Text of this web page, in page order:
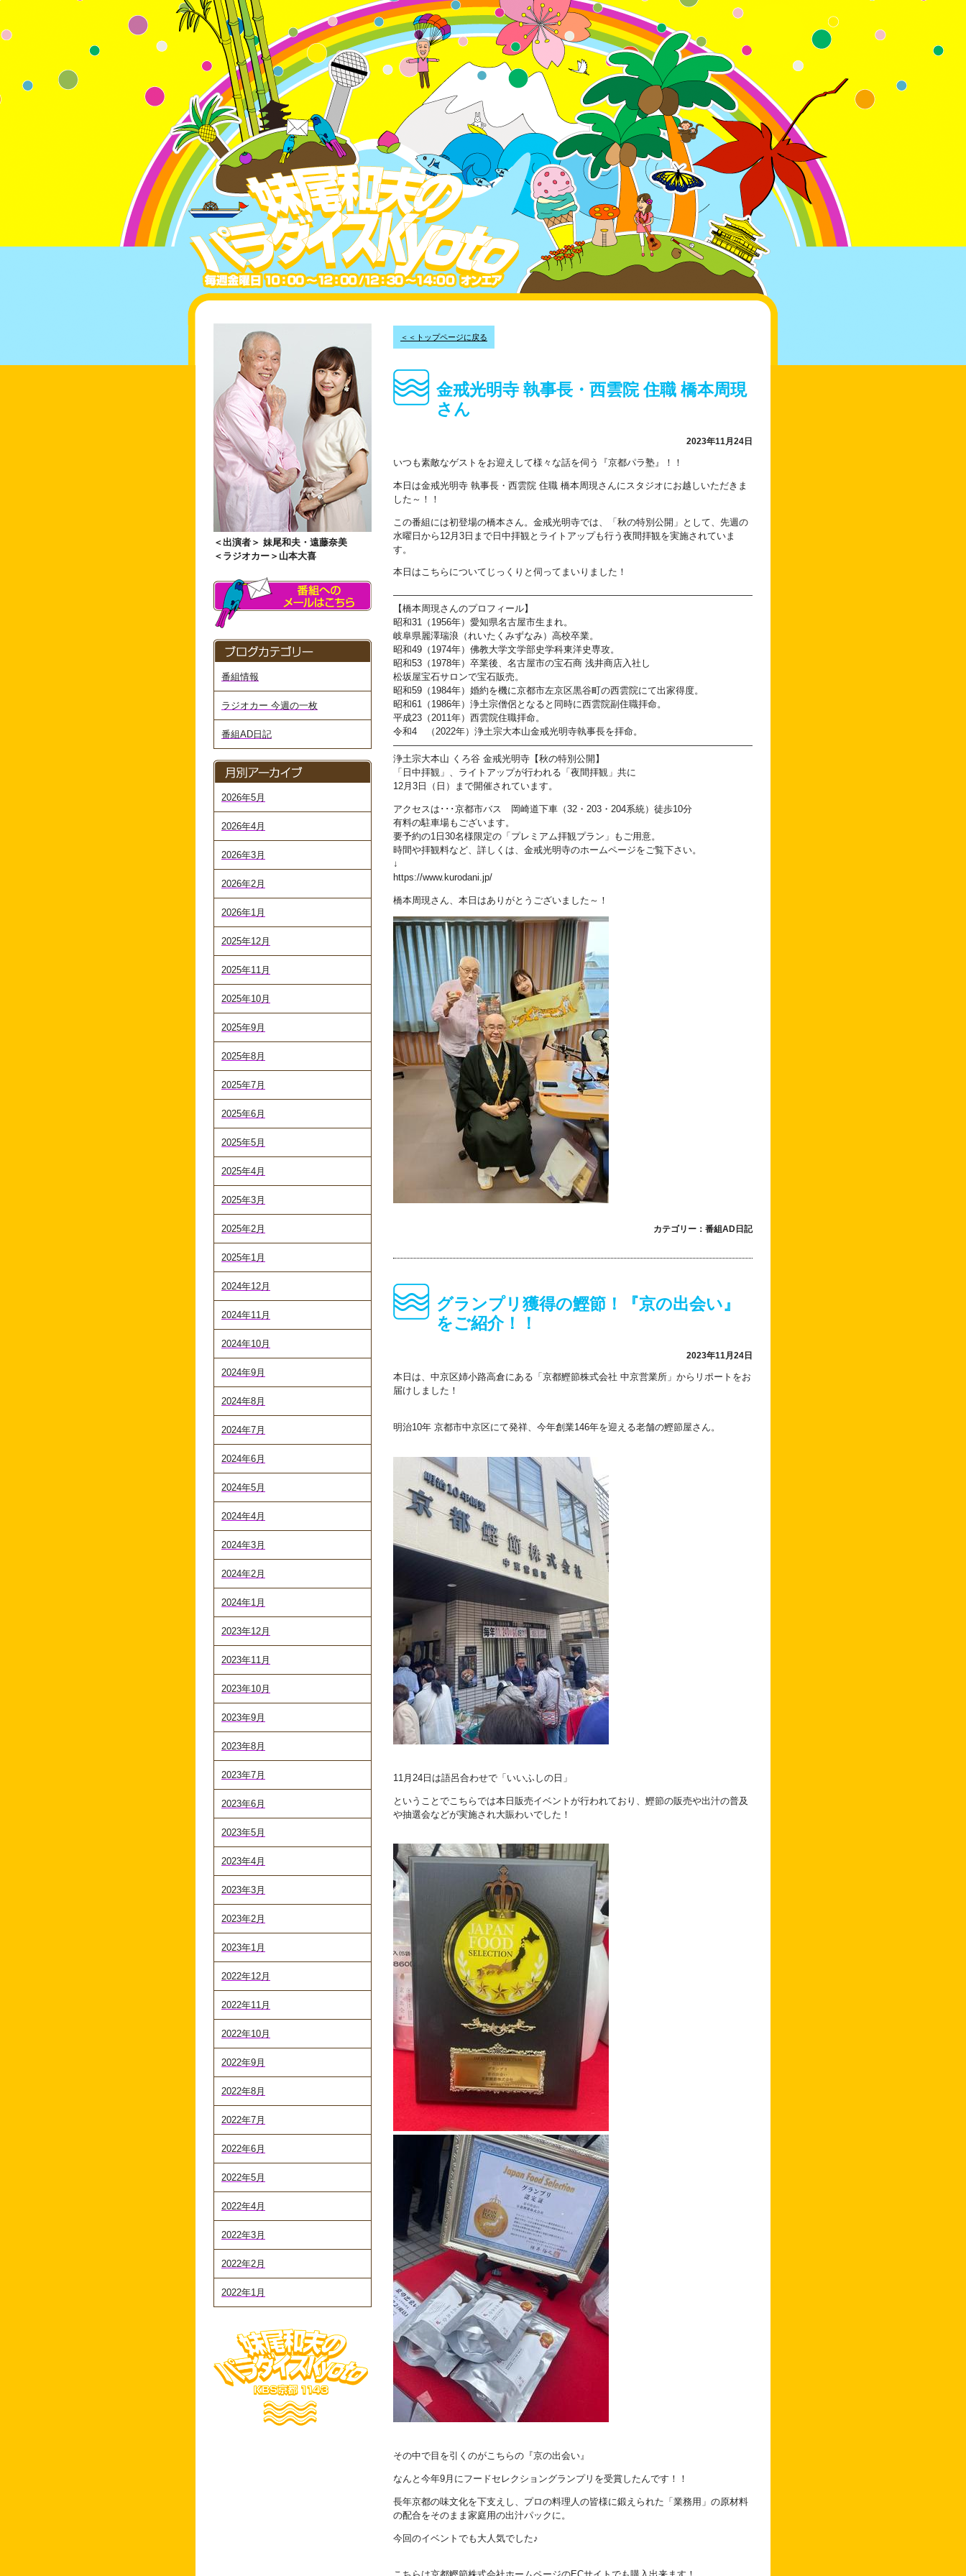
＜出演者＞ 妹尾和夫・遠藤奈美
＜ラジオカー＞山本大喜
番組情報
ラジオカー 今週の一枚
番組AD日記
2026年5月
2026年4月
2026年3月
2026年2月
2026年1月
2025年12月
2025年11月
2025年10月
2025年9月
2025年8月
2025年7月
2025年6月
2025年5月
2025年4月
2025年3月
2025年2月
2025年1月
2024年12月
2024年11月
2024年10月
2024年9月
2024年8月
2024年7月
2024年6月
2024年5月
2024年4月
2024年3月
2024年2月
2024年1月
2023年12月
2023年11月
2023年10月
2023年9月
2023年8月
2023年7月
2023年6月
2023年5月
2023年4月
2023年3月
2023年2月
2023年1月
2022年12月
2022年11月
2022年10月
2022年9月
2022年8月
2022年7月
2022年6月
2022年5月
2022年4月
2022年3月
2022年2月
2022年1月
＜＜トップページに戻る
金戒光明寺 執事長・西雲院 住職 橋本周現
さん
2023年11月24日
いつも素敵なゲストをお迎えして様々な話を伺う『京都パラ塾』！！
本日は金戒光明寺 執事長・西雲院 住職 橋本周現さんにスタジオにお越しいただきま
した～！！
この番組には初登場の橋本さん。金戒光明寺では、「秋の特別公開」として、先週の
水曜日から12月3日まで日中拝観とライトアップも行う夜間拝観を実施されていま
す。
本日はこちらについてじっくりと伺ってまいりました！
――――――――――――――――――――――――――――――――――――――――――――
【橋本周現さんのプロフィール】
昭和31（1956年）愛知県名古屋市生まれ。
岐阜県麗澤瑞浪（れいたくみずなみ）高校卒業。
昭和49（1974年）佛教大学文学部史学科東洋史専攻。
昭和53（1978年）卒業後、名古屋市の宝石商 浅井商店入社し
松坂屋宝石サロンで宝石販売。
昭和59（1984年）婚約を機に京都市左京区黒谷町の西雲院にて出家得度。
昭和61（1986年）浄土宗僧侶となると同時に西雲院副住職拝命。
平成23（2011年）西雲院住職拝命。
令和4 （2022年）浄土宗大本山金戒光明寺執事長を拝命。
――――――――――――――――――――――――――――――――――――――――――――
浄土宗大本山 くろ谷 金戒光明寺【秋の特別公開】
「日中拝観」、ライトアップが行われる「夜間拝観」共に
12月3日（日）まで開催されています。
アクセスは･･･京都市バス 岡崎道下車（32・203・204系統）徒歩10分
有料の駐車場もございます。
要予約の1日30名様限定の「プレミアム拝観プラン」もご用意。
時間や拝観料など、詳しくは、金戒光明寺のホームページをご覧下さい。
↓
https://www.kurodani.jp/
橋本周現さん、本日はありがとうございました～！
カテゴリー：番組AD日記
グランプリ獲得の鰹節！『京の出会い』
をご紹介！！
2023年11月24日
本日は、中京区姉小路高倉にある「京都鰹節株式会社 中京営業所」からリポートをお
届けしました！
明治10年 京都市中京区にて発祥、今年創業146年を迎える老舗の鰹節屋さん。
11月24日は語呂合わせで「いいふしの日」
ということでこちらでは本日販売イベントが行われており、鰹節の販売や出汁の普及
や抽選会などが実施され大賑わいでした！
その中で目を引くのがこちらの『京の出会い』
なんと今年9月にフードセレクショングランプリを受賞したんです！！
長年京都の味文化を下支えし、プロの料理人の皆様に鍛えられた「業務用」の原材料
の配合をそのまま家庭用の出汁パックに。
今回のイベントでも大人気でした♪